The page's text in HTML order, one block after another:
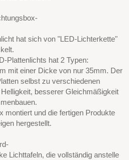
hat sich von "LED-Lichterkette"
Plattenlichts hat 2 Typen:
mit einer Dicke von nur 35mm. Der
selbst zu verschiedenen
besserer Gleichmäßigkeit
montiert und die fertigen Produkte
hergestellt.
Lichttafeln, die vollständig anstelle